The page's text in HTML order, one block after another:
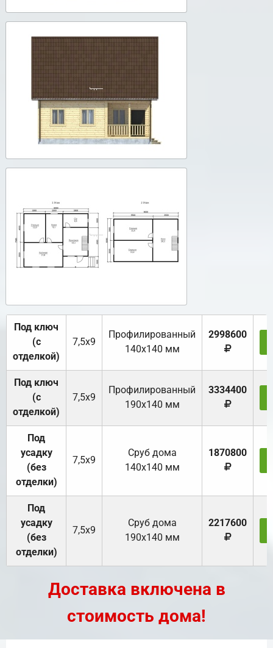
Под ключ
(с
отделкой)
7,5х9
Профилированный
140х140 мм
2998600
Под ключ
(с
отделкой)
7,5х9
Профилированный
190х140 мм
3334400
Под
усадку
(без
отделки)
7,5х9
Cруб дома
140х140 мм
1870800
Под
усадку
(без
отделки)
7,5х9
Cруб дома
190х140 мм
2217600
Доставка включена в
стоимость дома!